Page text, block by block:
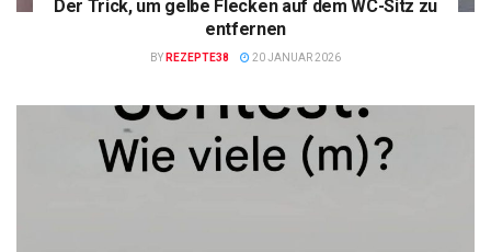
Der Trick, um gelbe Flecken auf dem WC-Sitz zu
entfernen
BY REZEPTE38 20 JANUAR 2026